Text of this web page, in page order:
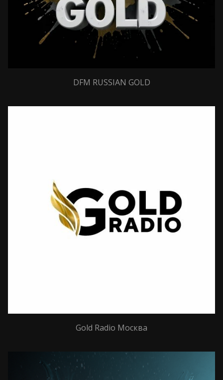
DFM RUSSIAN GOLD
Gold Radio Москва